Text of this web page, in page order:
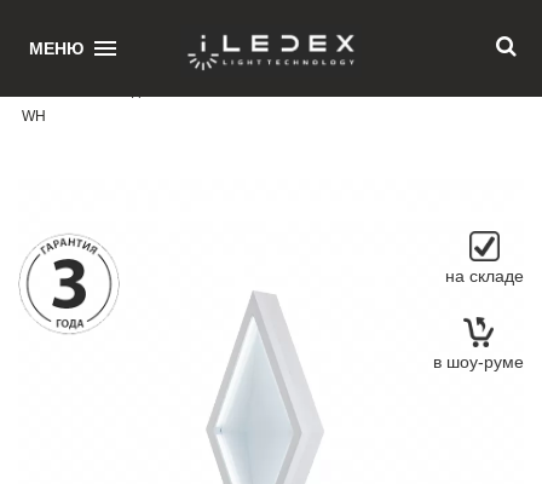
МЕНЮ
WH
на складе
в шоу-руме